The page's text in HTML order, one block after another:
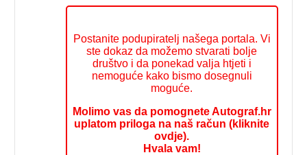
Postanite podupiratelj našega portala. Vi
ste dokaz da možemo stvarati bolje
društvo i da ponekad valja htjeti i
nemoguće kako bismo dosegnuli
moguće.
Molimo vas da pomognete Autograf.hr
uplatom priloga na naš račun (kliknite
ovdje).
Hvala vam!